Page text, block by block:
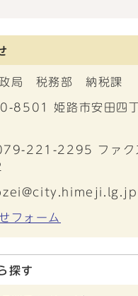
局 税務部 納税課
8501 姫路市安田四
221-2295 ファク
フォーム
探す